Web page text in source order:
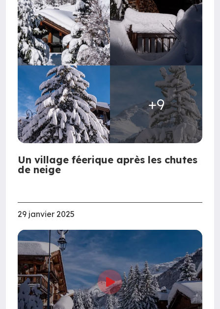
+9
Un village féerique après les chutes
de neige
29 janvier 2025